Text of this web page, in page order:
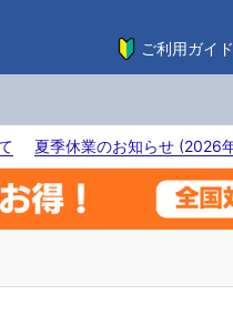
ご利用ガイド
夏季休業のお知らせ (2026